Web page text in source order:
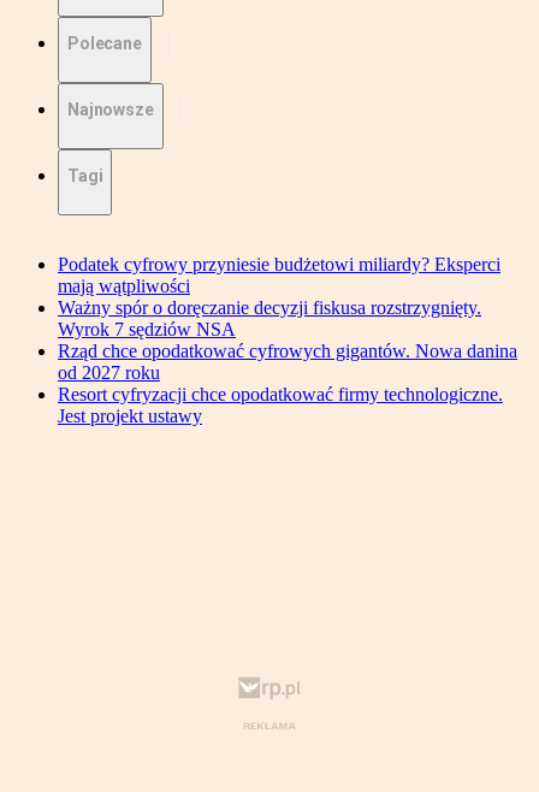
Polecane
Najnowsze
Tagi
Podatek cyfrowy przyniesie budżetowi miliardy? Eksperci
mają wątpliwości
Ważny spór o doręczanie decyzji fiskusa rozstrzygnięty.
Wyrok 7 sędziów NSA
Rząd chce opodatkować cyfrowych gigantów. Nowa danina
od 2027 roku
Resort cyfryzacji chce opodatkować firmy technologiczne.
Jest projekt ustawy